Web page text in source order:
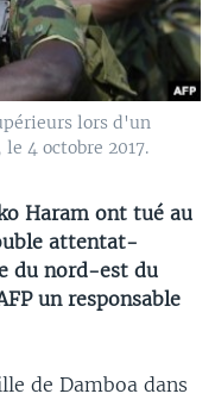
lors d'un
4 octobre 2017.
Haram ont tué au
attentat-
du nord-est du
un responsable
de Damboa dans